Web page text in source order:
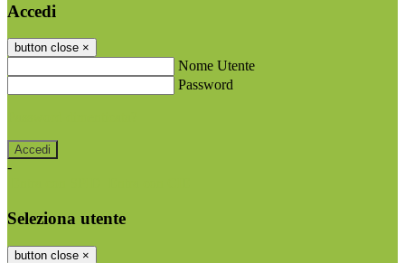
Accedi
button close ×
Nome Utente
Password
-
Seleziona utente
button close ×